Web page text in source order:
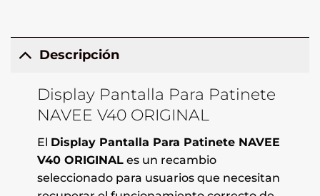
Descripción
Display Pantalla Para Patinete
NAVEE V40 ORIGINAL
El Display Pantalla Para Patinete NAVEE
V40 ORIGINALes un recambio
seleccionado para usuarios que necesitan